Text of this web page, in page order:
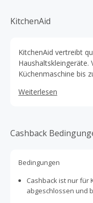
KitchenAid
KitchenAid vertreibt
Haushaltskleingeräte.
Küchenmaschine bis
Kaffeemaschinen –
Weiterlesen
Cashback
Bedingungen
Cashback ist nur für
abgeschlossen und